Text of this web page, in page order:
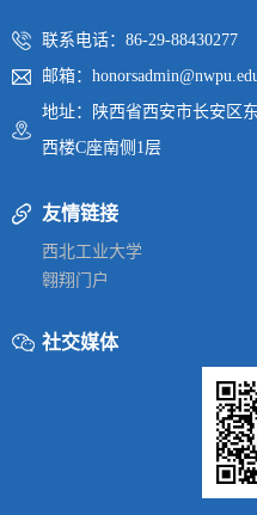
联系电话：86-29-88430277
邮箱：
地址：陕西省西安市长安区
西楼C座南侧1层
友情链接
西北工业大学
翱翔门户
社交媒体